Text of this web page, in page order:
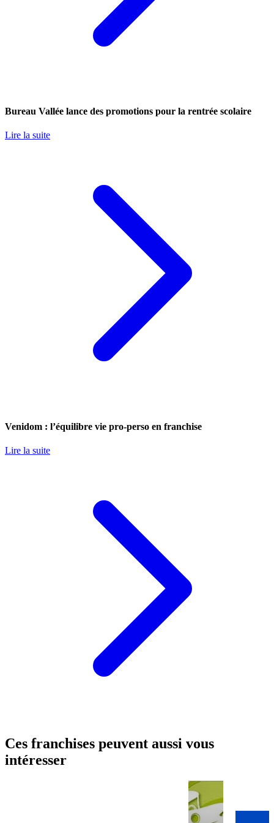
Bureau Vallée lance des promotions pour la rentrée scolaire
Lire la suite
Venidom : l’équilibre vie pro-perso en franchise
Lire la suite
Ces franchises peuvent aussi vous
intéresser